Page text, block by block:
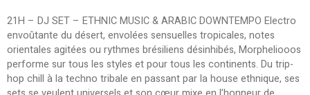
21H – DJ SET – ETHNIC MUSIC & ARABIC DOWNTEMPO Electro
envoûtante du désert, envolées sensuelles tropicales, notes
orientales agitées ou rythmes brésiliens désinhibés, Morpheliooos
performe sur tous les styles et pour tous les continents. Du trip-
hop chill à la techno tribale en passant par la house ethnique, ses